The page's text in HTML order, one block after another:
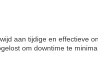
aan tijdige en effectieve
om downtime te